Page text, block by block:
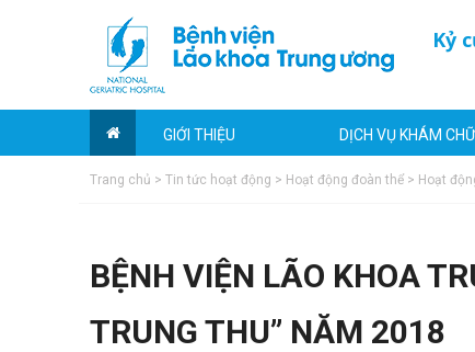
Kỷ
GIỚI THIỆU DỊCH VỤ KHÁM
Trang chủ > Tin tức hoạt động > Hoạt động đoàn thể > Hoạt
BỆNH VIỆN LÃO KHOA
TRUNG THU” NĂM 2018